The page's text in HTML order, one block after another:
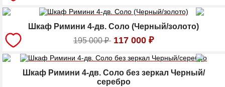
Шкаф Римини 4-дв. Соло (Черный/золото)
195 000₽ 117 000 ₽
Шкаф Римини 4-дв. Соло без зеркал Черный/
серебро